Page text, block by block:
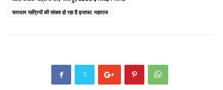
चारधाम यात्रियों की संख्या हो रहा है इजाफा: महाराज